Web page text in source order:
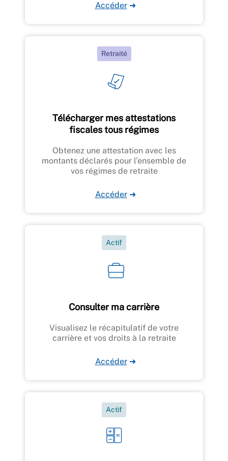
Accéder ➜
Télécharger mes attestations
fiscales tous régimes
Retraité
Obtenez une attestation avec les
montants déclarés pour l’ensemble de
vos régimes de retraite
Accéder ➜
Consulter ma carrière
Actif
Visualisez le récapitulatif de votre
carrière et vos droits à la retraite
Accéder ➜
Actif